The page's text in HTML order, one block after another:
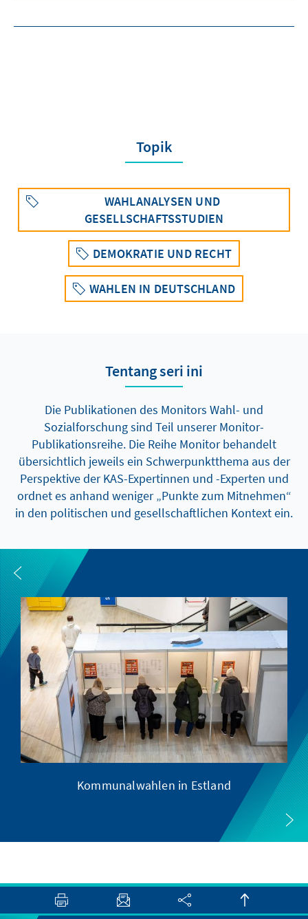
Topik
WAHLANALYSEN UND
GESELLSCHAFTSSTUDIEN
DEMOKRATIE UND RECHT
WAHLEN IN DEUTSCHLAND
Tentang seri ini
Die Publikationen des Monitors Wahl- und
Sozialforschung sind Teil unserer Monitor-
Publikationsreihe. Die Reihe Monitor behandelt
übersichtlich jeweils ein Schwerpunktthema aus der
Perspektive der KAS-Expertinnen und -Experten und
ordnet es anhand weniger „Punkte zum Mitnehmen“
in den politischen und gesellschaftlichen Kontext ein.
Kommunalwahlen in Estland